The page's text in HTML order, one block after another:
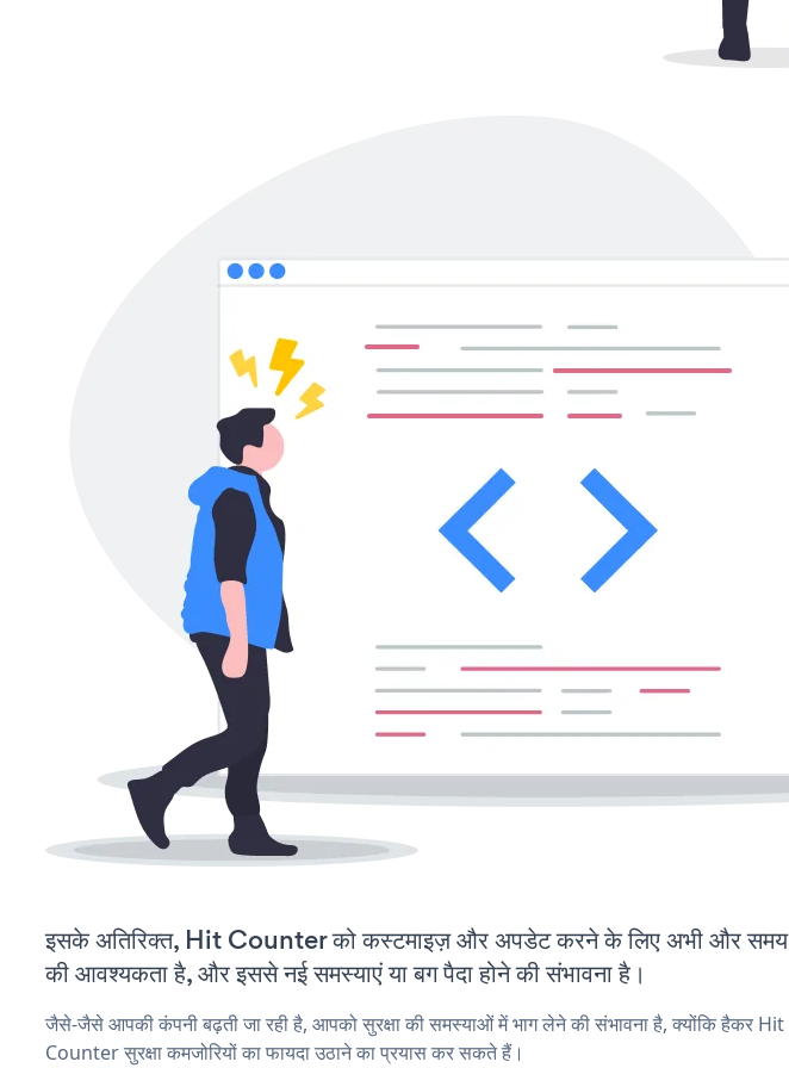
इसके अतिरिक्त, Hit Counter को कस्टमाइज़ और अपडेट करने के लिए अभी और समय
की आवश्यकता है, और इससे नई समस्याएं या बग पैदा होने की संभावना है।
जैसे-जैसे आपकी कंपनी बढ़ती जा रही है, आपको सुरक्षा की समस्याओं में भाग लेने की संभावना है, क्योंकि हैकर Hit
Counter सुरक्षा कमजोरियों का फायदा उठाने का प्रयास कर सकते हैं।